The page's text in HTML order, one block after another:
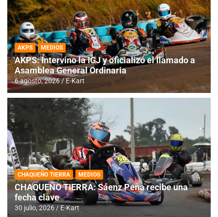
AKPS MEDIOS
AKPS: Intervino la IGJ y oficializó el llamado a
Asamblea General Ordinaria
6 agosto, 2026 E-Kart
CHAQUEÑO TIERRA MEDIOS
CHAQUEÑO TIERRA: Sáenz Peña recibe una
fecha clave
30 julio, 2026 E-Kart